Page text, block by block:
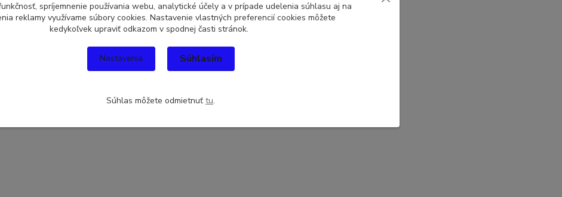
spríjemnenie používania webu, analytické účely a v prípade udelenia súhlasu aj na
reklamy využívame súbory cookies. Nastavenie vlastných preferencií cookies môžete
kedykoľvek upraviť odkazom v spodnej časti stránok.
Nastavenia Súhlasím
Súhlas môžete odmietnuť tu.